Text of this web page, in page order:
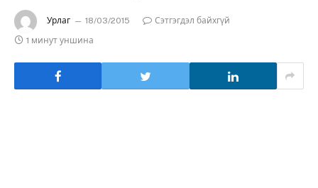
Урлаг 18/03/2015
Сэтгэгдэл байхгүй
1 минут уншина